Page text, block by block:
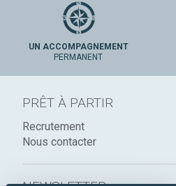
UN ACCOMPAGNEMENT
PERMANENT
PRÊT À PARTIR
Recrutement
Nous contacter